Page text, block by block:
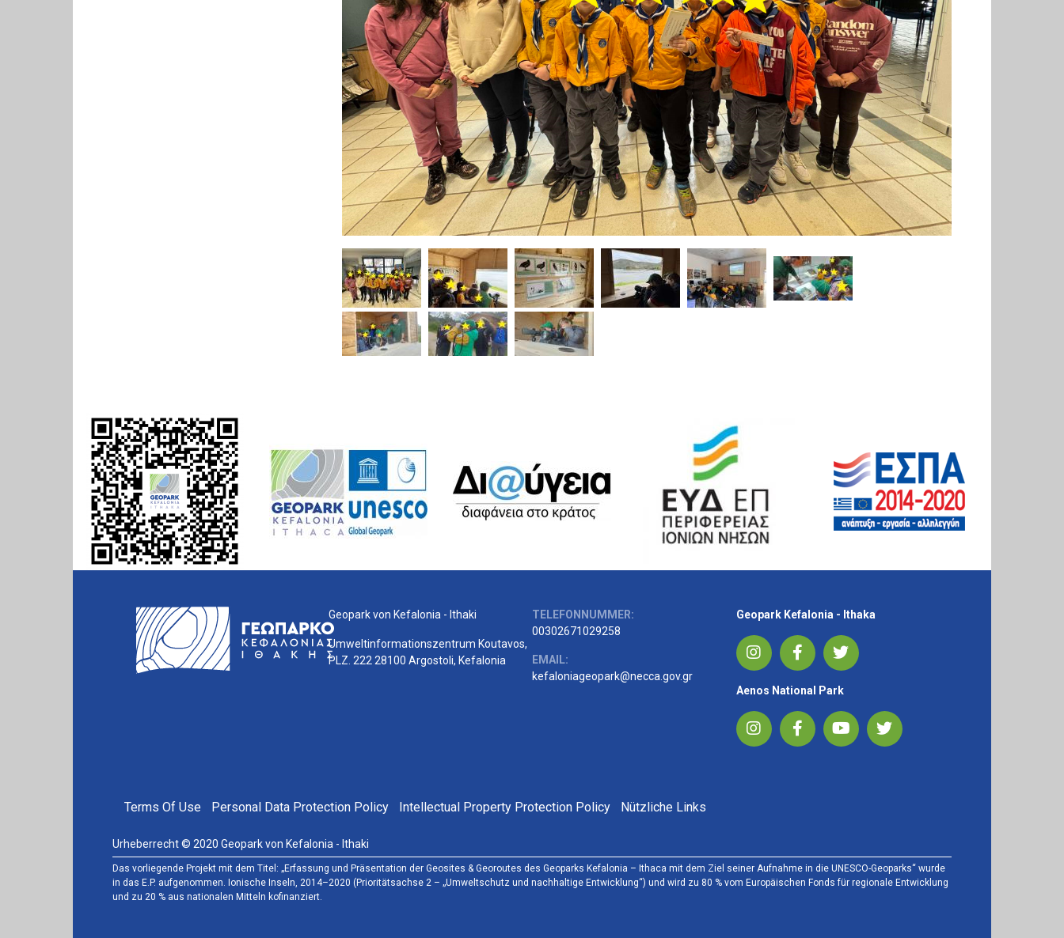
Geopark von Kefalonia - Ithaki
Umweltinformationszentrum Koutavos,
PLZ. 222 28100 Argostoli, Kefalonia
TELEFONNUMMER:
00302671029258
EMAIL:
kefaloniageopark@necca.gov.gr
Geopark Kefalonia - Ithaka
Aenos National Park
FOOTER MENU
Terms Of Use Personal Data Protection Policy Intellectual Property Protection Policy Nützliche Links
Urheberrecht © 2020 Geopark von Kefalonia - Ithaki
Das vorliegende Projekt mit dem Titel: „Erfassung und Präsentation der Geosites & Georoutes des Geoparks Kefalonia – Ithaca mit dem Ziel seiner Aufnahme in die UNESCO-Geoparks“ wurde
in das E.P. aufgenommen. Ionische Inseln, 2014–2020 (Prioritätsachse 2 – „Umweltschutz und nachhaltige Entwicklung“) und wird zu 80 % vom Europäischen Fonds für regionale Entwicklung
und zu 20 % aus nationalen Mitteln kofinanziert.